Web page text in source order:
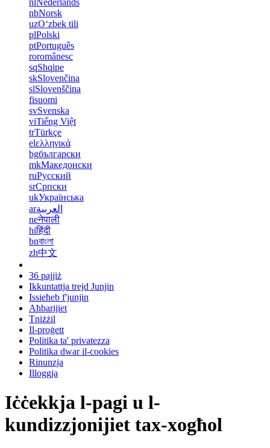
nlNederlands
nbNorsk
uzOʻzbek tili
plPolski
ptPortuguês
roromânesc
sqShqipe
skSlovenčina
slSlovenščina
fisuomi
svSvenska
viTiếng Việt
trTürkçe
elελληνικά
bgбългарски
mkМакедонски
ruРусский
srСрпски
ukУкраїнська
arالعربية
neनेपाली
hiहिंदी
bnবাংলা
zh中文
36 pajjiż
Ikkuntattja trejd Junjin
Issieħeb f'junjin
Aħbarijiet
Tniżżil
Il-proġett
Politika ta' privatezza
Politika dwar il-cookies
Rinunzja
Illoggja
Iċċekkja l-pagi u l-
kundizzjonijiet tax-xogħol